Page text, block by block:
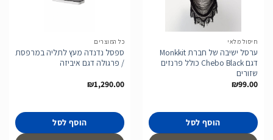
חיסול מלאי
ערסל ישיבה של חברת Monkkit
דגם Chebo Black כולל פרנזים
שזורים
₪99.00
הוסף לסל
כל המוצרים
ספסל נדנדה מעץ לתליה במרפסת
/ פרגולה דגם איביזה
₪1,290.00
הוסף לסל